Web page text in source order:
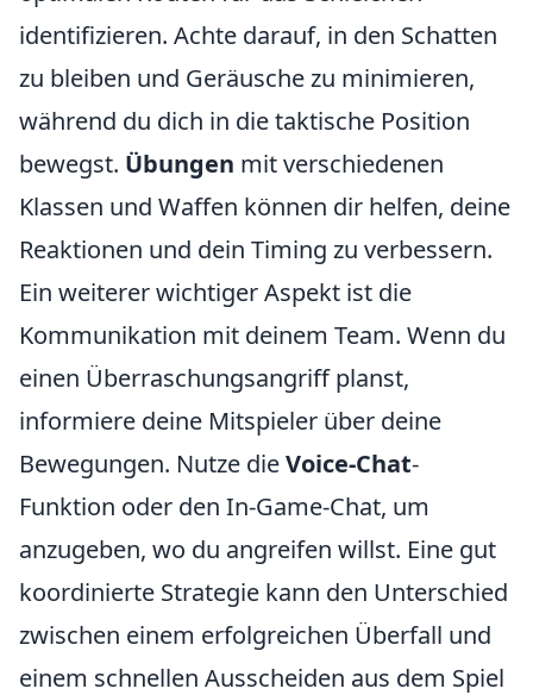
identifizieren. Achte darauf, in den Schatten
zu bleiben und Geräusche zu minimieren,
während du dich in die taktische Position
bewegst. Übungen mit verschiedenen
Klassen und Waffen können dir helfen, deine
Reaktionen und dein Timing zu verbessern.
Ein weiterer wichtiger Aspekt ist die
Kommunikation mit deinem Team. Wenn du
einen Überraschungsangriff planst,
informiere deine Mitspieler über deine
Bewegungen. Nutze dieVoice-Chat-
Funktion oder den In-Game-Chat, um
anzugeben, wo du angreifen willst. Eine gut
koordinierte Strategie kann den Unterschied
zwischen einem erfolgreichen Überfall und
einem schnellen Ausscheiden aus dem Spiel